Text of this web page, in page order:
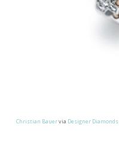
Christian Bauervia Designer Diamonds